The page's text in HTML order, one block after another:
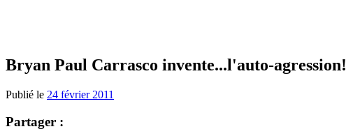
Bryan Paul Carrasco invente...l'auto-agression!
Publié le 24 février 2011
Partager :